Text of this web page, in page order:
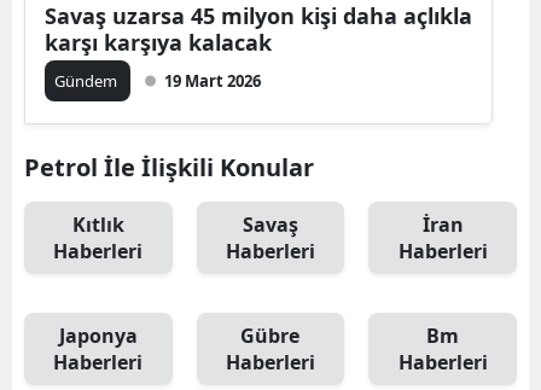
Savaş uzarsa 45 milyon kişi daha açlıkla
karşı karşıya kalacak
Gündem 19 Mart 2026
Petrol İle İlişkili Konular
Kıtlık
Haberleri
Savaş
Haberleri
İran
Haberleri
Japonya
Haberleri
Gübre
Haberleri
Bm
Haberleri